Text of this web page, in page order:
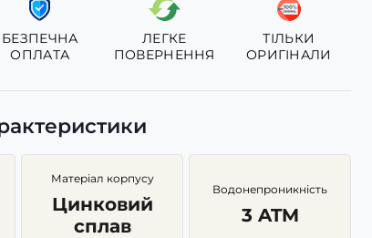
БЕЗПЕЧНА
ОПЛАТА
ЛЕГКЕ
ПОВЕРНЕННЯ
ТІЛЬКИ
ОРИГІНАЛИ
Матеріал корпусу
Цинковий
сплав
Водонепроникність
3 ATM